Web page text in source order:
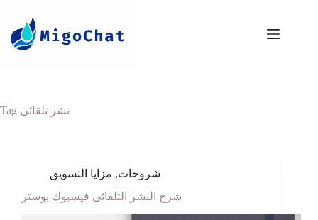
Tag نشر تلقائى
شروحات, مزايا التسويق
شرح النشر التلقائى فيسبوك بوستر